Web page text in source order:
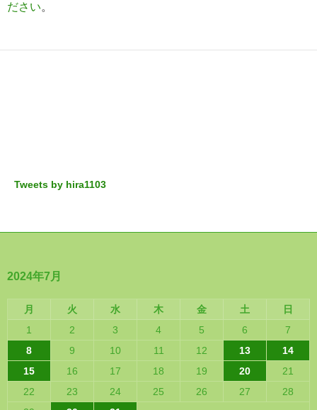
ださい。
Tweets by hira1103
2024年7月
月 火 水 木 金 土
日
1
2 3 4 5 6
7
8
9 10 11 12 13
14
15
16 17 18 19 20
21
22
23 24 25 26 27
28